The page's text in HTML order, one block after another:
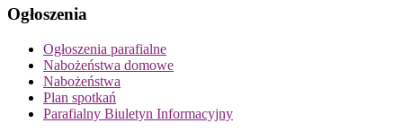
Ogłoszenia
Ogłoszenia parafialne
Nabożeństwa domowe
Nabożeństwa
Plan spotkań
Parafialny Biuletyn Informacyjny